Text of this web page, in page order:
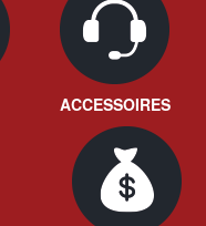
ACCESSOIRES